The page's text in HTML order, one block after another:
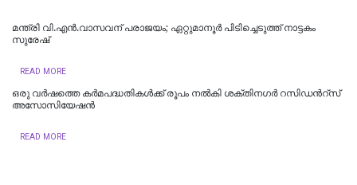
മന്ത്രി വി.എന്‍.വാസവന് പരാജയം; ഏറ്റുമാനൂര്‍ പിടിച്ചെടുത്ത് നാട്ടകം
സുരേഷ്
READ MORE
ഒരു വർഷത്തെ കര്‍മപദ്ധതികള്‍ക്ക് രൂപം നല്‍കി ശക്തിനഗർ റസിഡന്‍റ്സ്
അസോസിയേഷൻ
READ MORE